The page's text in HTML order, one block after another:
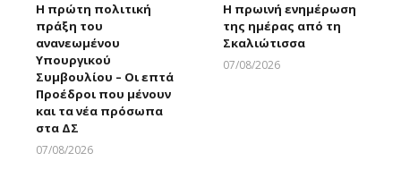
Η πρώτη πολιτική
πράξη του
ανανεωμένου
Υπουργικού
Συμβουλίου – Οι επτά
Προέδροι που μένουν
και τα νέα πρόσωπα
στα ΔΣ
07/08/2026
Η πρωινή ενημέρωση
της ημέρας από τη
Σκαλιώτισσα
07/08/2026